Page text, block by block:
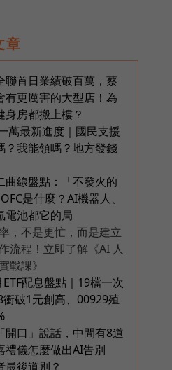
章
聯首日業績破百萬，蔡
有更厲害的大型店！為
身房都搬上樓？
萬最新進度｜國民支援
？我能領嗎？地方發錢
曲線盤點：「不發火的
是什麼？AI機器人、
電池都它的局
，不是更忙，而是建立
流程！立即了解《AI 人
戰課》
配息盤點｜19檔一次
破1元創高、00929殖
開口」說話，中間有8道
禮儀怎麼做出AI告別
最後道別？